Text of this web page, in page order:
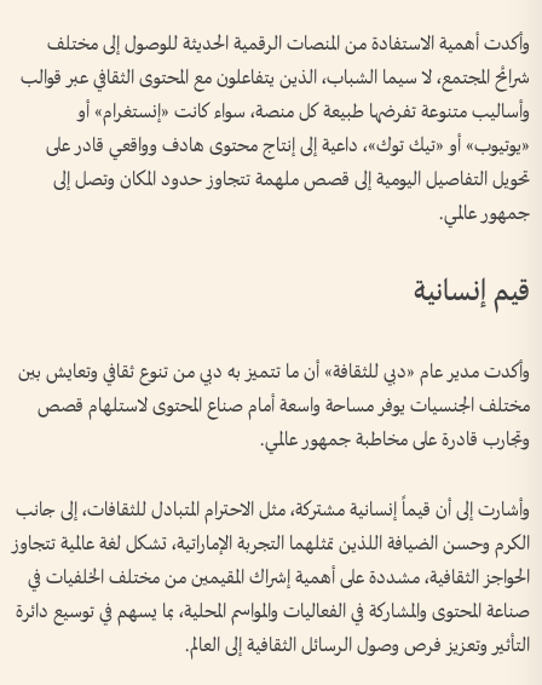
وأكدت أهمية الاستفادة من المنصات الرقمية الحديثة للوصول إلى مختلف
شرائح المجتمع، لا سيما الشباب، الذين يتفاعلون مع المحتوى الثقافي عبر قوالب
وأساليب متنوعة تفرضها طبيعة كل منصة، سواء كانت «إنستغرام» أو
«يوتيوب» أو «تيك توك»، داعية إلى إنتاج محتوى هادف وواقعي قادر على
تحويل التفاصيل اليومية إلى قصص ملهمة تتجاوز حدود المكان وتصل إلى
جمهور عالمي.
قيم إنسانية
وأكدت مدير عام «دبي للثقافة» أن ما تتميز به دبي من تنوع ثقافي وتعايش بين
مختلف الجنسيات يوفر مساحة واسعة أمام صناع المحتوى لاستلهام قصص
وتجارب قادرة على مخاطبة جمهور عالمي.
وأشارت إلى أن قيماً إنسانية مشتركة، مثل الاحترام المتبادل للثقافات، إلى جانب
الكرم وحسن الضيافة اللذين تمثلهما التجربة الإماراتية، تشكل لغة عالمية تتجاوز
الحواجز الثقافية، مشددة على أهمية إشراك المقيمين من مختلف الخلفيات في
صناعة المحتوى والمشاركة في الفعاليات والمواسم المحلية، بما يسهم في توسيع دائرة
التأثير وتعزيز فرص وصول الرسائل الثقافية إلى العالم.